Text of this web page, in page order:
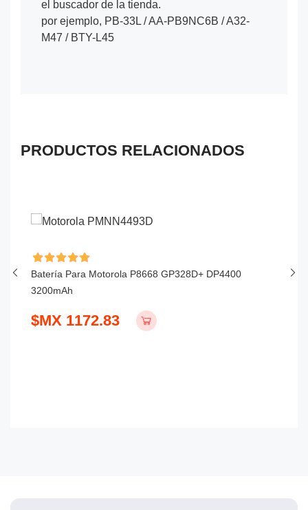
el buscador de la tienda.
por ejemplo, PB-33L / AA-PB9NC6B / A32-
M47 / BTY-L45
PRODUCTOS RELACIONADOS
Batería Para Motorola P8668 GP328D+ DP4400
3200mAh
$MX 1172.83